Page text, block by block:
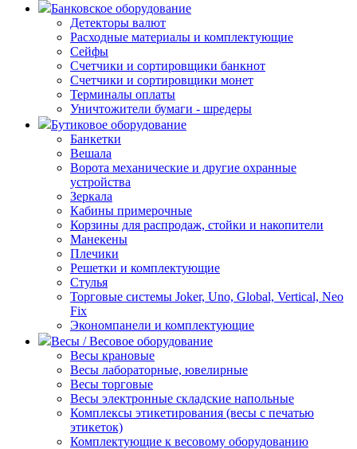
Банковское оборудование
Детекторы валют
Расходные материалы и комплектующие
Сейфы
Счетчики и сортировщики банкнот
Счетчики и сортировщики монет
Терминалы оплаты
Уничтожители бумаги - шредеры
Бутиковое оборудование
Банкетки
Вешала
Ворота механические и другие охранные
устройства
Зеркала
Кабины примерочные
Корзины для распродаж, стойки и накопители
Манекены
Плечики
Решетки и комплектующие
Стулья
Торговые системы Joker, Uno, Global, Vertical, Neo
Fix
Экономпанели и комплектующие
Весы / Весовое оборудование
Весы крановые
Весы лабораторные, ювелирные
Весы торговые
Весы электронные складские напольные
Комплексы этикетирования (весы с печатью
этикеток)
Комплектующие к весовому оборудованию